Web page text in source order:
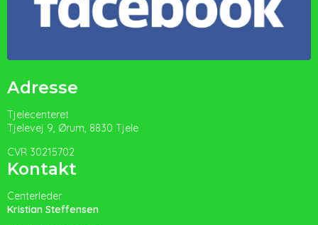
Adresse
Tjelecenteret
Tjelevej 9, Ørum, 8830 Tjele
CVR 30215702
Kontakt
Centerleder
Kristian Steffensen